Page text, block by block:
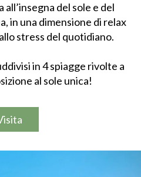
all’insegna del sole e del
in una dimensione di relax
stress del quotidiano.
in 4 spiagge rivolte a
al sole unica!